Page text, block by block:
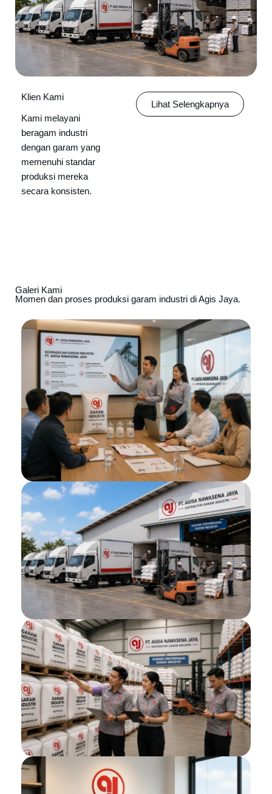
Klien Kami
Kami melayani
beragam industri
dengan garam yang
memenuhi standar
produksi mereka
secara konsisten.
Lihat Selengkapnya
Galeri Kami
Momen dan proses produksi garam industri di Agis Jaya.